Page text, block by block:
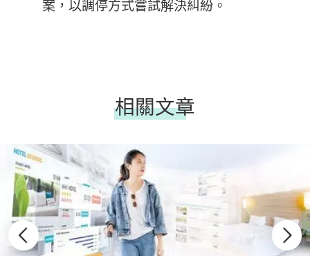
案，以調停方式嘗試解決糾紛。
相關文章